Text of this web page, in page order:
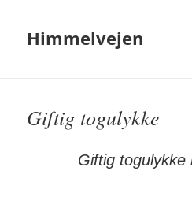
Himmelvejen
Giftig togulykke
Giftig togulykke